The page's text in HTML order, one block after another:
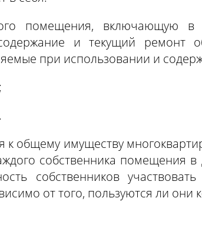
помещения, включающую в
и текущий ремонт
при использовании и
к общему имуществу
собственника помещения
собственников
от того, пользуются ли они